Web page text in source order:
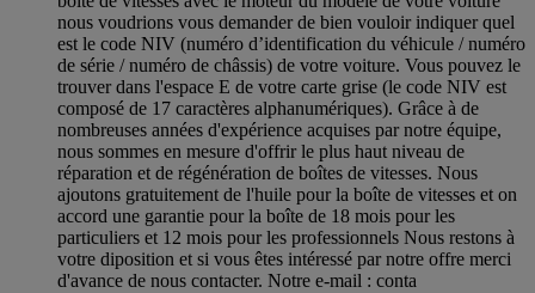
nous voudrions vous demander de bien vouloir indiquer quel
est le code NIV (numéro d’identification du véhicule / numéro
de série / numéro de châssis) de votre voiture. Vous pouvez le
trouver dans l'espace E de votre carte grise (le code NIV est
composé de 17 caractères alphanumériques). Grâce à de
nombreuses années d'expérience acquises par notre équipe,
nous sommes en mesure d'offrir le plus haut niveau de
réparation et de régénération de boîtes de vitesses. Nous
ajoutons gratuitement de l'huile pour la boîte de vitesses et on
accord une garantie pour la boîte de 18 mois pour les
particuliers et 12 mois pour les professionnels Nous restons à
votre diposition et si vous êtes intéressé par notre offre merci
d'avance de nous contacter. Notre e-mail : conta